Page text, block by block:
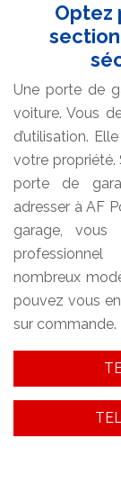
Optez
Une porte de
voiture. Vous
d’utilisation.
votre propriété.
porte de
adresser à AF
garage,
nombreux
pouvez vous
sur commande.